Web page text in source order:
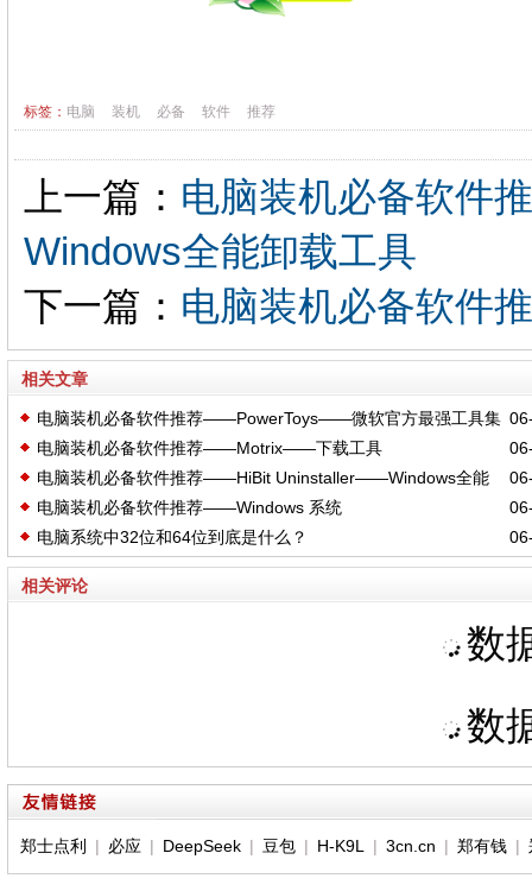
标签： 电脑 装机 必备 软件 推荐
上一篇： 电脑装机必备软
Windows全能卸载工具
下一篇： 电脑装机必备软件
相关文章
电脑装机必备软件推荐——PowerToys——微软官方最强工具集
电脑装机必备软件推荐——Motrix——下载工具
电脑装机必备软件推荐——HiBit Uninstaller——Windows全能
卸载工具
电脑装机必备软件推荐——Windows 系统
电脑系统中32位和64位到底是什么？
相关评论
数
数
郑士点利 | 必应 | DeepSeek| 豆包| H-K9L | 3cn.cn | 郑有钱|